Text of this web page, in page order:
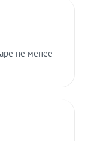
не менее